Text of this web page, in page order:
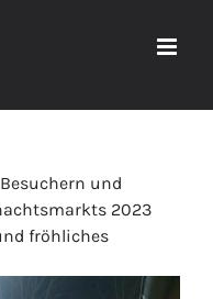
und
2023
fröhliches